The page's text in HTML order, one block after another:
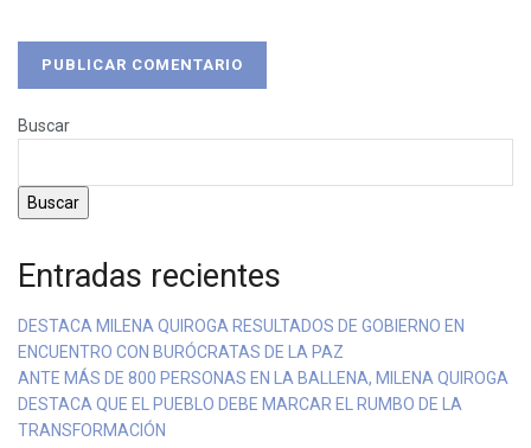
Buscar
Buscar
Entradas recientes
DESTACA MILENA QUIROGA RESULTADOS DE GOBIERNO EN
ENCUENTRO CON BURÓCRATAS DE LA PAZ
ANTE MÁS DE 800 PERSONAS EN LA BALLENA, MILENA QUIROGA
DESTACA QUE EL PUEBLO DEBE MARCAR EL RUMBO DE LA
TRANSFORMACIÓN